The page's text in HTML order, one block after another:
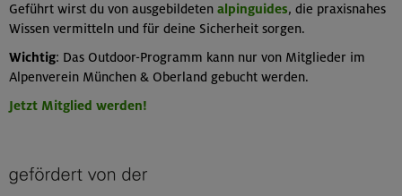
Geführt wirst du von ausgebildeten alpinguides, die praxisnahes
Wissen vermitteln und für deine Sicherheit sorgen.
Wichtig: Das Outdoor-Programm kann nur von Mitglieder im
Alpenverein München & Oberland gebucht werden.
Jetzt Mitglied werden!